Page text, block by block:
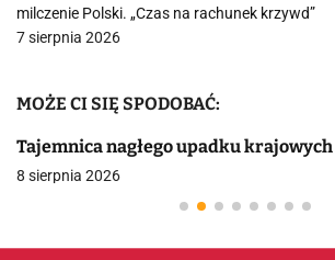
milczenie Polski. „Czas na rachunek krzywd”
7 sierpnia 2026
MOŻE CI SIĘ SPODOBAĆ:
Tajemnica nagłego upadku
8 sierpnia 2026